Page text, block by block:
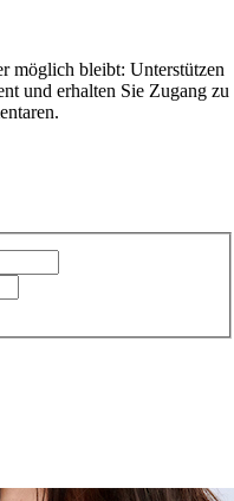
möglich bleibt: Unterstützen
und erhalten Sie Zugang zu